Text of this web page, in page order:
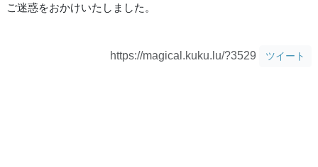
ご迷惑をおかけいたしました。
https://magical.kuku.lu/?3529 ツイート